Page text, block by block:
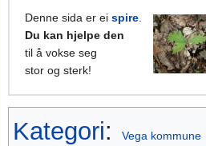
Denne sida er ei spire
Du kan hjelpe den
til å vokse seg
stor og sterk!
Kategori: Vega kommune